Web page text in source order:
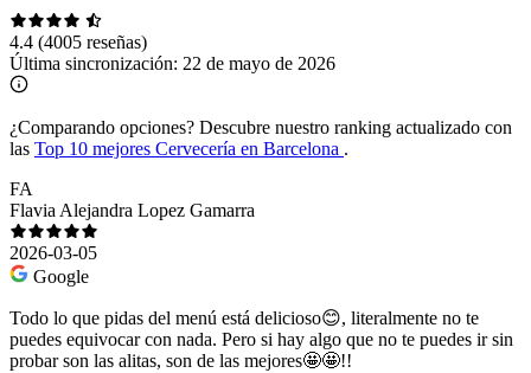
4.4 (4005 reseñas)
Última sincronización: 22 de mayo de 2026
¿Comparando opciones? Descubre nuestro ranking actualizado con
las Top 10 mejores Cervecería en Barcelona .
FA
Flavia Alejandra Lopez Gamarra
2026-03-05
Google
Todo lo que pidas del menú está delicioso😊, literalmente no te
puedes equivocar con nada. Pero si hay algo que no te puedes ir sin
probar son las alitas, son de las mejores🤩🤩!!